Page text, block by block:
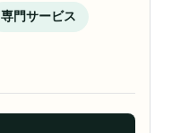
専門サービス